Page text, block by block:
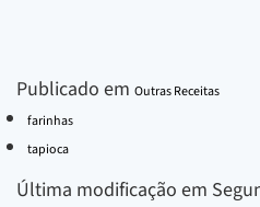
Publicado em Outras Receitas
farinhas
tapioca
Última modificação em